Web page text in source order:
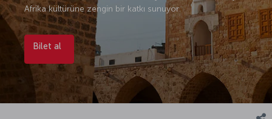
Afrika kültürüne zengin bir katkı sunuyor.
Bilet al